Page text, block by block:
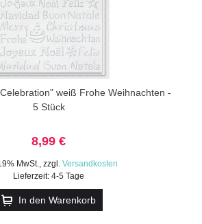
weiß Frohe Weihnachten -
5 Stück
8,99 €
MwSt., zzgl. Versandkosten
Lieferzeit: 4-5 Tage
In den Warenkorb